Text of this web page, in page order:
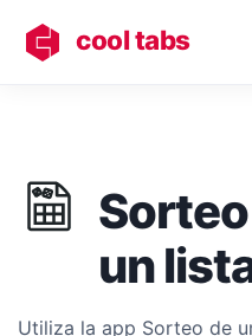
cool tabs
un
Utiliza la app Sorteo de